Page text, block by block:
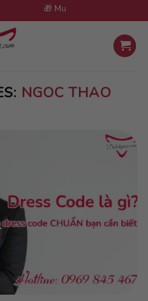
🎁 Mua 5 sản phẩm tặng 1 cùng
NGOC THAO